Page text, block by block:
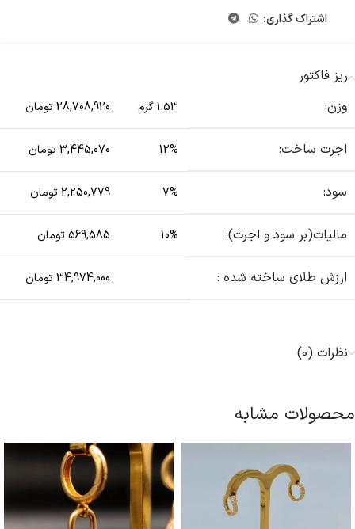
اشتراک گذاری:
ریز فاکتور
وزن:
1.53 گرم 28,708,920 تومان
اجرت ساخت: 12% 3,445,070 تومان
سود: 7% 2,250,779 تومان
مالیات(بر سود و اجرت): 10% 569,585 تومان
ارزش طلای ساخته شده : 34,974,000 تومان
نظرات (0)
محصولات مشابه